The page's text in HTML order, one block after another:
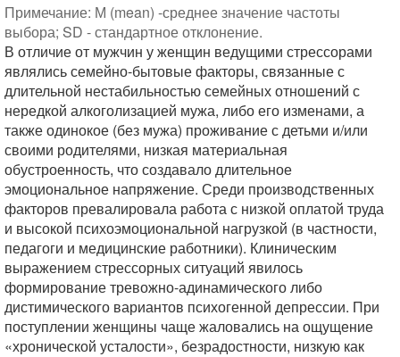
Примечание: М (mean) -среднее значение частоты
выбора; SD - стандартное отклонение.
В отличие от мужчин у женщин ведущими стрессорами
являлись семейно-бытовые факторы, связанные с
длительной нестабильностью семейных отношений с
нередкой алкоголизацией мужа, либо его изменами, а
также одинокое (без мужа) проживание с детьми и/или
своими родителями, низкая материальная
обустроенность, что создавало длительное
эмоциональное напряжение. Среди производственных
факторов превалировала работа с низкой оплатой труда
и высокой психоэмоциональной нагрузкой (в частности,
педагоги и медицинские работники). Клиническим
выражением стрессорных ситуаций явилось
формирование тревожно-адинамического либо
дистимического вариантов психогенной депрессии. При
поступлении женщины чаще жаловались на ощущение
«хронической усталости», безрадостности, низкую как